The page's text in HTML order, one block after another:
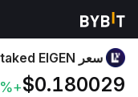
أسعار العملات الرقمية
سعر ether.fi Staked EIGEN
$0.180029
+3.40%